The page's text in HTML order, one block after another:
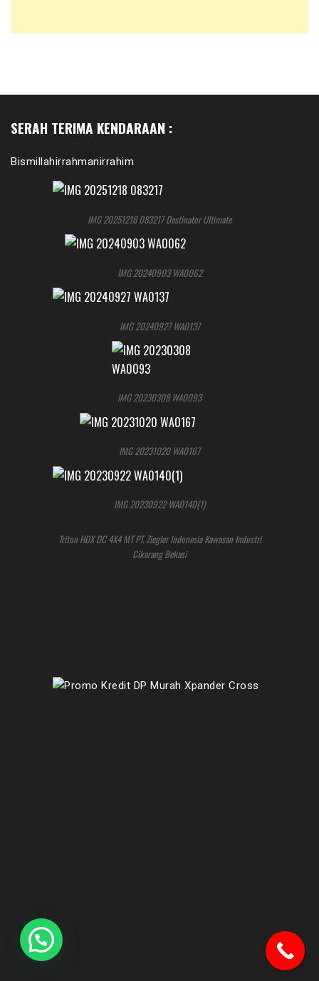
SERAH TERIMA KENDARAAN :
Bismillahirrahmanirrahim
IMG 20251218 083217 Destinator Ultimate
IMG 20240903 WA0062
IMG 20240927 WA0137
IMG 20230308 WA0093
IMG 20231020 WA0167
IMG 20230922 WA0140(1)
Triton HDX DC 4X4 MT PT. Ziegler Indonesia Kawasan Industri
Cikarang Bekasi